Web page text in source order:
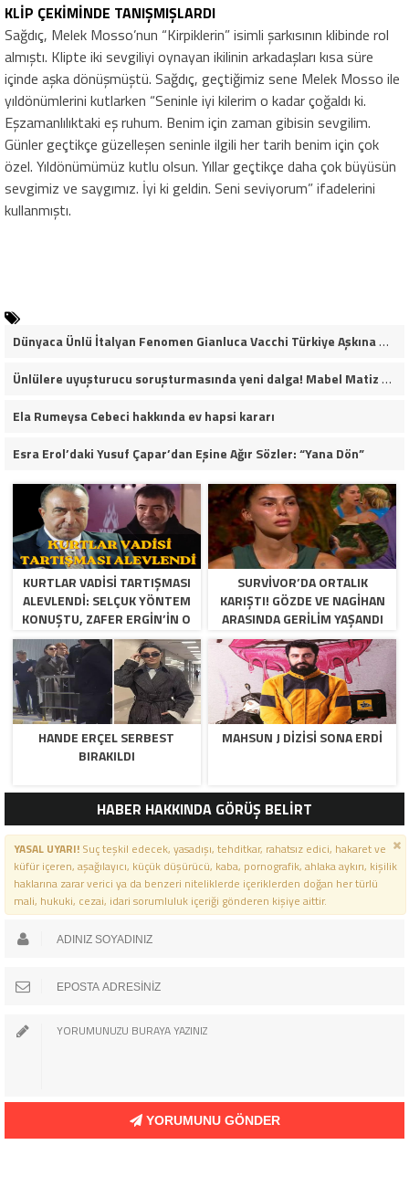
KLİP ÇEKİMİNDE TANIŞMIŞLARDI
Sağdıç, Melek Mosso’nun “Kirpiklerin” isimli şarkısının klibinde rol
almıştı. Klipte iki sevgiliyi oynayan ikilinin arkadaşları kısa süre
içinde aşka dönüşmüştü. Sağdıç, geçtiğimiz sene Melek Mosso ile
yıldönümlerini kutlarken “Seninle iyi kilerim o kadar çoğaldı ki.
Eşzamanlılıktaki eş ruhum. Benim için zaman gibisin sevgilim.
Günler geçtikçe güzelleşen seninle ilgili her tarih benim için çok
özel. Yıldönümümüz kutlu olsun. Yıllar geçtikçe daha çok büyüsün
sevgimiz ve saygımız. İyi ki geldin. Seni seviyorum” ifadelerini
kullanmıştı.
Dünyaca Ünlü İtalyan Fenomen Gianluca Vacchi Türkiye Aşkına Geliyor!
Ünlülere uyuşturucu soruşturmasında yeni dalga! Mabel Matiz dahil 14 kişi gözaltına alındı
Ela Rumeysa Cebeci hakkında ev hapsi kararı
Esra Erol’daki Yusuf Çapar’dan Eşine Ağır Sözler: “Yana Dön”
KURTLAR VADISI TARTIŞMASI
ALEVLENDI: SELÇUK YÖNTEM
KONUŞTU, ZAFER ERGIN’IN O
SÖZLERI YENIDEN GÜNDEM
OLDU!
SURVIVOR’DA ORTALIK
KARIŞTI! GÖZDE VE NAGIHAN
ARASINDA GERILIM YAŞANDI
HANDE ERÇEL SERBEST
BIRAKILDI
MAHSUN J DIZISI SONA ERDI
HABER HAKKINDA GÖRÜŞ BELİRT
YASAL UYARI!Suç teşkil edecek, yasadışı, tehditkar, rahatsız edici, hakaret ve
küfür içeren, aşağılayıcı, küçük düşürücü, kaba, pornografik, ahlaka aykırı, kişilik
haklarına zarar verici ya da benzeri niteliklerde içeriklerden doğan her türlü
mali, hukuki, cezai, idari sorumluluk içeriği gönderen kişiye aittir.
YORUMUNU GÖNDER